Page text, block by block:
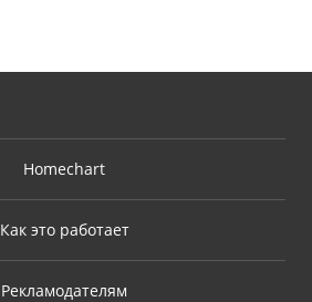
Homechart
Как это работает
Рекламодателям